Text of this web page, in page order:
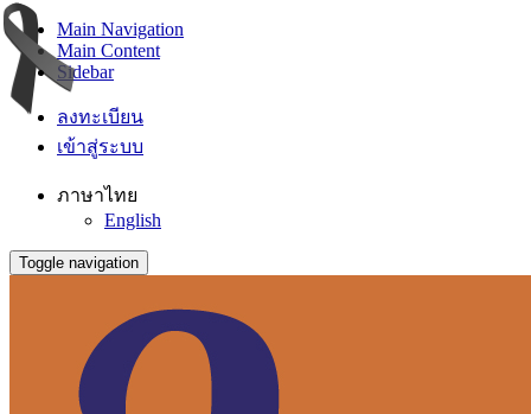
Main Navigation
Main Content
Sidebar
ลงทะเบียน
เข้าสู่ระบบ
ภาษาไทย
English
Toggle navigation